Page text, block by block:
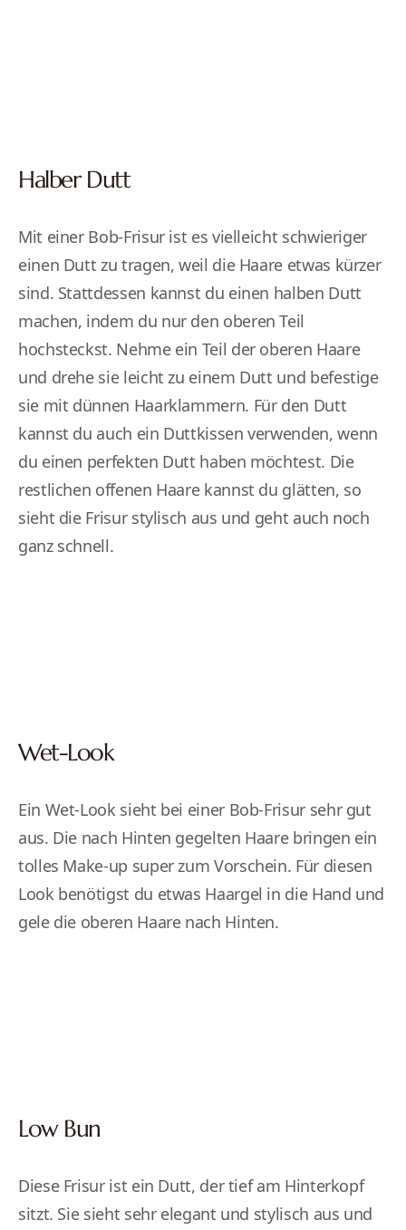
Halber Dutt
Mit einer Bob-Frisur ist es vielleicht schwieriger
einen Dutt zu tragen, weil die Haare etwas kürzer
sind. Stattdessen kannst du einen halben Dutt
machen, indem du nur den oberen Teil
hochsteckst. Nehme ein Teil der oberen Haare
und drehe sie leicht zu einem Dutt und befestige
sie mit dünnen Haarklammern. Für den Dutt
kannst du auch ein Duttkissen verwenden, wenn
du einen perfekten Dutt haben möchtest. Die
restlichen offenen Haare kannst du glätten, so
sieht die Frisur stylisch aus und geht auch noch
ganz schnell.
Wet-Look
Ein Wet-Look sieht bei einer Bob-Frisur sehr gut
aus. Die nach Hinten gegelten Haare bringen ein
tolles Make-up super zum Vorschein. Für diesen
Look benötigst du etwas Haargel in die Hand und
gele die oberen Haare nach Hinten.
Low Bun
Diese Frisur ist ein Dutt, der tief am Hinterkopf
sitzt. Sie sieht sehr elegant und stylisch aus und